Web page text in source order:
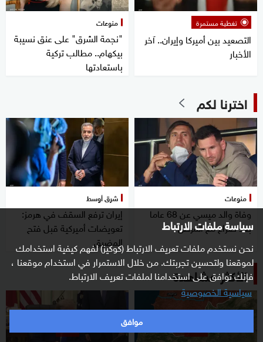
سياسة ملفات الارتباط
نحن نستخدم ملفات تعريف الارتباط (كوكيز) لفهم كيفية استخدامك
لموقعنا ولتحسين تجربتك. من خلال الاستمرار في استخدام موقعنا ،
فإنك توافق على استخدامنا لملفات تعريف الارتباط.
سياسية الخصوصية
موافق
تغطية مستمرة
التصعيد بين أميركا وإيران.. آخر
الأخبار
منوعات
"نجمة الشرق" على عنق نسيبة
بيكهام.. مطالب تركية
باستعادتها
اخترنا لكم
منوعات
وفاة والد ميسي عن 68 عاما
بعد صراع مع المرض
شرق أوسط
إيران ترفع السقف في هرمز:
تعويضات أميركية قبل فتح
المضيق
الأكثر مشاهدة